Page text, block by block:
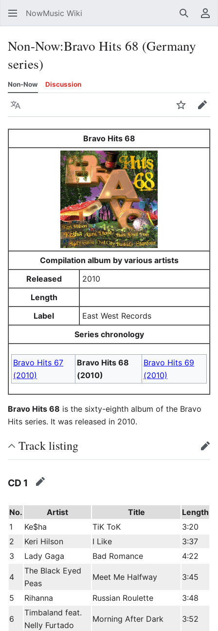
NowMusic Wiki Search
Non-Now:Bravo Hits 68 (Germany
series)
Non-Now Discussion
Language WatchEdit
Bravo Hits 68
Compilation album by various artists
Released
2010
Length
Label
East West Records
Series chronology
Bravo Hits 67
(2010)
Bravo Hits 68
(2010)
Bravo Hits 69
(2010)
Bravo Hits 68 is the sixty-eighth album of the Bravo
Hits series. It was released in 2010.
Track listing edit
CD 1 edit
No. Artist Title
Length
1
Ke$ha TiK ToK
3:20
2
Keri Hilson I Like
3:37
3
Lady Gaga Bad Romance 4:22
4
The Black Eyed
Peas
Meet Me Halfway 3:45
5 Rihanna Russian Roulette 3:48
6
Timbaland feat.
Nelly Furtado
Morning After Dark 3:52